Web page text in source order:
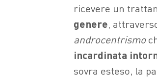
ricevere un
genere,
androcentrismo
incardinata
sovra esteso, la